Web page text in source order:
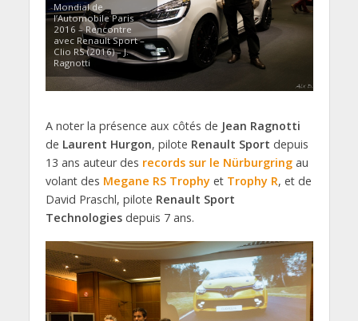
Mondial de
l’Automobile Paris
2016 – Rencontre
avec Renault Sport –
Clio RS (2016) – J.
Ragnotti
A noter la présence aux côtés de Jean Ragnotti
de Laurent Hurgon, pilote Renault Sport depuis
13 ans auteur des records sur le Nürburgringau
volant des Megane RS Trophyet Trophy R, et de
David Praschl, pilote Renault Sport
Technologiesdepuis 7 ans.